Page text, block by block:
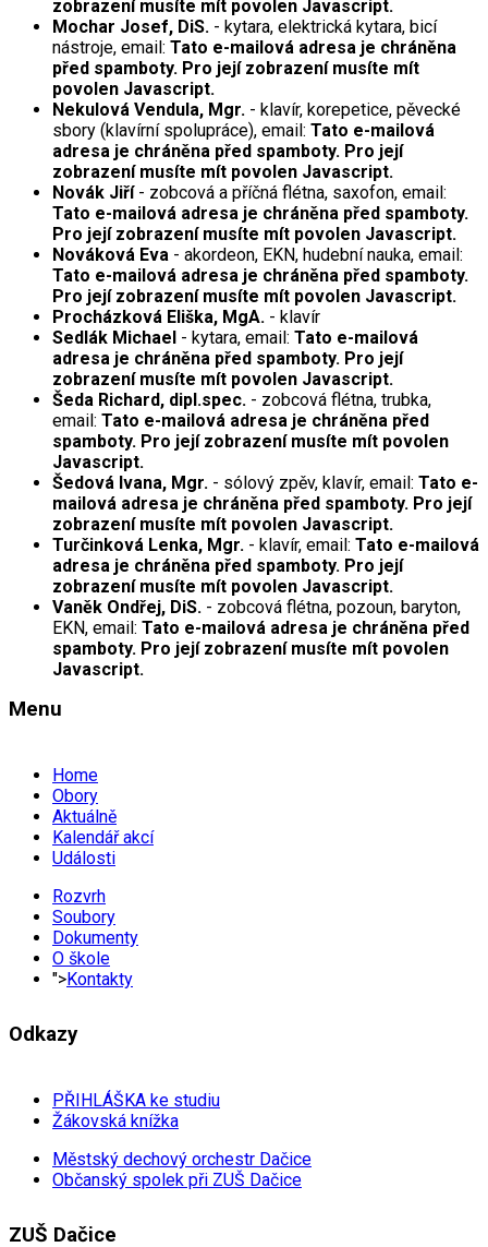
zobrazení musíte mít povolen Javascript.
Mochar Josef, DiS. - kytara, elektrická kytara, bicí
nástroje, email: Tato e-mailová adresa je chráněna
před spamboty. Pro její zobrazení musíte mít
povolen Javascript.
Nekulová Vendula, Mgr. - klavír, korepetice, pěvecké
sbory (klavírní spolupráce), email: Tato e-mailová
adresa je chráněna před spamboty. Pro její
zobrazení musíte mít povolen Javascript.
Novák Jiří- zobcová a příčná flétna, saxofon, email:
Tato e-mailová adresa je chráněna před spamboty.
Pro její zobrazení musíte mít povolen Javascript.
Nováková Eva - akordeon, EKN, hudební nauka, email:
Tato e-mailová adresa je chráněna před spamboty.
Pro její zobrazení musíte mít povolen Javascript.
Procházková Eliška, MgA. - klavír
Sedlák Michael - kytara, email: Tato e-mailová
adresa je chráněna před spamboty. Pro její
zobrazení musíte mít povolen Javascript.
Šeda Richard, dipl.spec. - zobcová flétna, trubka,
email: Tato e-mailová adresa je chráněna před
spamboty. Pro její zobrazení musíte mít povolen
Javascript.
Šedová Ivana, Mgr. - sólový zpěv, klavír, email: Tato e-
mailová adresa je chráněna před spamboty. Pro její
zobrazení musíte mít povolen Javascript.
Turčinková Lenka, Mgr. - klavír, email: Tato e-mailová
adresa je chráněna před spamboty. Pro její
zobrazení musíte mít povolen Javascript.
Vaněk Ondřej, DiS. - zobcová flétna, pozoun, baryton,
EKN, email: Tato e-mailová adresa je chráněna před
spamboty. Pro její zobrazení musíte mít povolen
Javascript.
Menu
Home
Obory
Aktuálně
Kalendář akcí
Události
Rozvrh
Soubory
Dokumenty
O škole
">Kontakty
Odkazy
PŘIHLÁŠKA ke studiu
Žákovská knížka
Městský dechový orchestr Dačice
Občanský spolek při ZUŠ Dačice
ZUŠ Dačice